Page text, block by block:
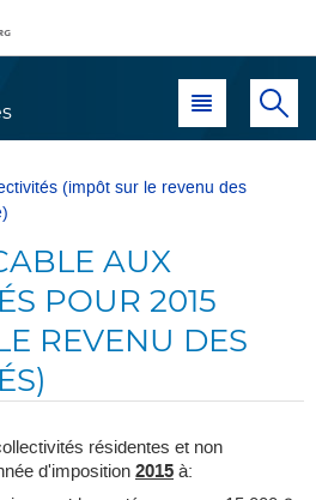
Menu principal
(impôt sur le revenu des
AUX
POUR 2015
REVENU DES
résidentes et non
d'imposition 2015 à: